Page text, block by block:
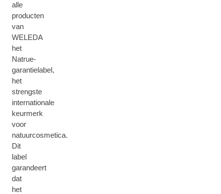
alle
producten
van
WELEDA
het
Natrue-
garantielabel,
het
strengste
internationale
keurmerk
voor
natuurcosmetica.
Dit
label
garandeert
dat
het